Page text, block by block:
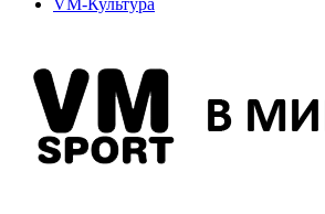
VM-Культура